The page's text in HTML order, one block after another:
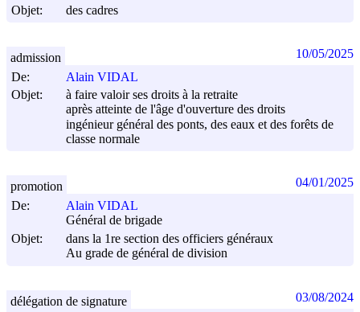
Objet:
des cadres
De:
Alain VIDAL
Objet:
à faire valoir ses droits à la retraite
après atteinte de l'âge d'ouverture des droits
ingénieur général des ponts, des eaux et des forêts de
classe normale
admission 10/05/2025
De:
Alain VIDAL
Général de brigade
Objet:
dans la 1re section des officiers généraux
Au grade de général de division
promotion 04/01/2025
délégation de signature 03/08/2024